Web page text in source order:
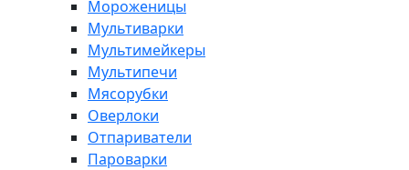
Мороженицы
Мультиварки
Мультимейкеры
Мультипечи
Мясорубки
Оверлоки
Отпариватели
Пароварки